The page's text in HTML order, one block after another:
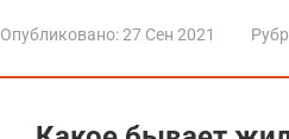
Опубликовано:27 Сен 2021